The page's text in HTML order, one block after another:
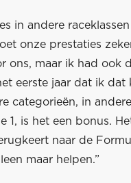
in andere
onze prestaties
ons, maar ik had ook
eerste jaar dat ik dat
categorieën, in andere
is het een bonus.
naar de
maar helpen.”